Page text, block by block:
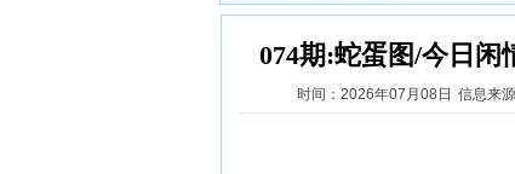
074期:蛇蛋图/今日闲
时间：2026年07月08日 信息来